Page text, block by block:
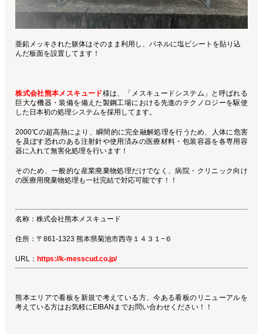
亜鉛メッキされた躯体はそのまま利用し、パネルに塩ビシートを貼り込
んだ板面を設置してます！
株式会社熊本メスキュード様は、「メスキュードシステム」と呼ばれる
巨大な機器・装備を備えた製鋼工場における先進のテクノロジーを駆使
した日本初の処理システムを採用してます。
2000℃の超高熱により、瞬間的に完全融解処理を行うため、人体に危害
を及ぼす恐れのある注射針や使用済みの医療材料・包装容器を各専用容
器に入れて無害化処理を行います！
そのため、一般的な産業廃棄物処理だけでなく、病院・クリニック向け
の医療用廃棄物処理も一社完結で対応可能です！！
名称：株式会社熊本メスキュード
住所：〒861-1323 熊本県菊池市西寺１４３１−６
URL： https://k-messcud.co.jp/
熊本エリアで看板を新規で考えている方、今ある看板のリニューアルを
考えている方はお気軽にEIBANまでお問い合わせください！！